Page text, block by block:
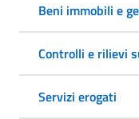
Beni immobili e
Controlli e rilievi
Servizi erogati